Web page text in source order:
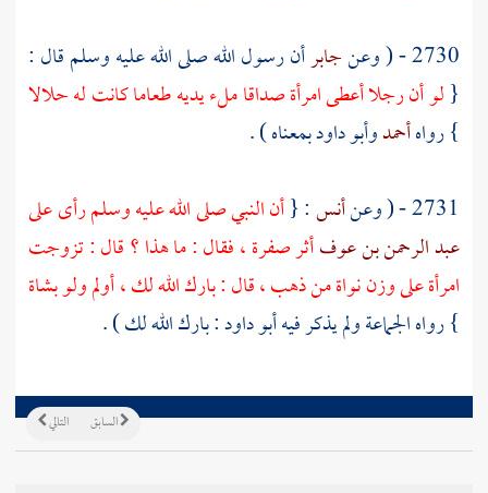
2730 - ( وعن
جابرأن رسول الله صلى الله عليه وسلم قال :
{لو أن رجلا أعطى امرأة صداقا ملء يديه طعاما كانت له حلالا
} رواهأحمدوأبو داودبمعناه ) .
2731 - ( وعن
أنس: {أن النبي صلى الله عليه وسلم رأى على
عبد الرحمن بن عوفأثر صفرة ، فقال : ما هذا ؟ قال : تزوجت
امرأة على وزن نواة من ذهب ، قال : بارك الله لك ، أولم ولو بشاة
} رواه الجماعة ولم يذكر فيهأبو داود: بارك الله لك ) .
التالي السابق